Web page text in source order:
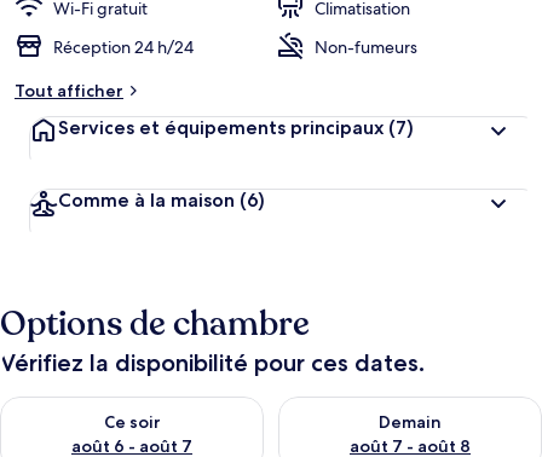
Wi-Fi gratuit
Climatisation
Réception 24 h/24
Non-fumeurs
Tout afficher
Services et équipements principaux (7)
Comme à la maison (6)
Options de chambre
Vérifiez la disponibilité pour ces dates.
Ce soir
août 6 - août 7
Vérifier la disponibilité pour ce soir août 6 - août 7
Demain
août 7 - août 8
Vérifier la disponibilité pour